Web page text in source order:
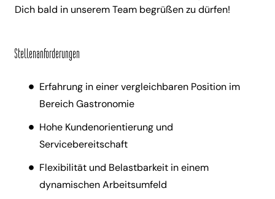
Dich bald in unserem Team begrüßen zu dürfen!
Stellenanforderungen
Erfahrung in einer vergleichbaren Position im
Bereich Gastronomie
Hohe Kundenorientierung und
Servicebereitschaft
Flexibilität und Belastbarkeit in einem
dynamischen Arbeitsumfeld